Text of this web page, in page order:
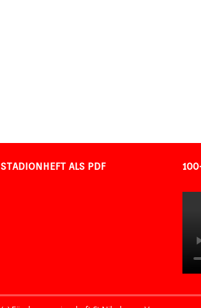
STADIONHEFT ALS PDF